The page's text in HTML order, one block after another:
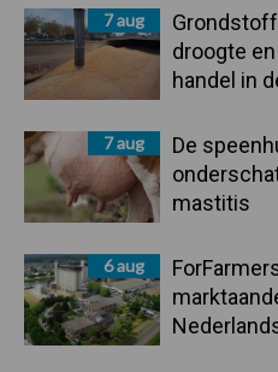
7 aug
droogte
handel in
7 aug
De
mastitis
6 aug